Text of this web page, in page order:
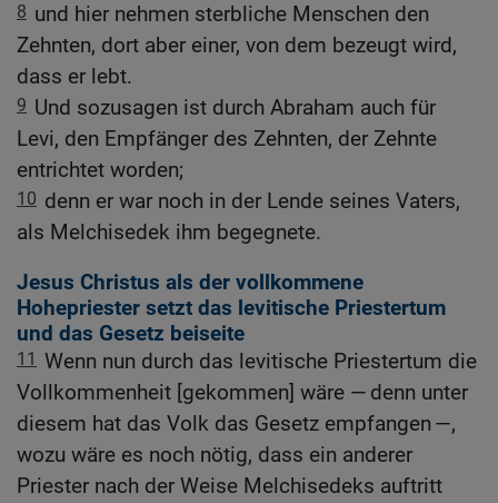
8 und hier nehmen sterbliche Menschen den
Zehnten, dort aber einer, von dem bezeugt wird,
dass er lebt.
9 Und sozusagen ist durch Abraham auch für
Levi, den Empfänger des Zehnten, der Zehnte
entrichtet worden;
10 denn er war noch in der Lende seines Vaters,
als Melchisedek ihm begegnete.
Jesus Christus als der vollkommene
Hohepriester setzt das levitische Priestertum
und das Gesetz beiseite
11 Wenn nun durch das levitische Priestertum die
Vollkommenheit [gekommen] wäre — denn unter
diesem hat das Volk das Gesetz empfangen —,
wozu wäre es noch nötig, dass ein anderer
Priester nach der Weise Melchisedeks auftritt